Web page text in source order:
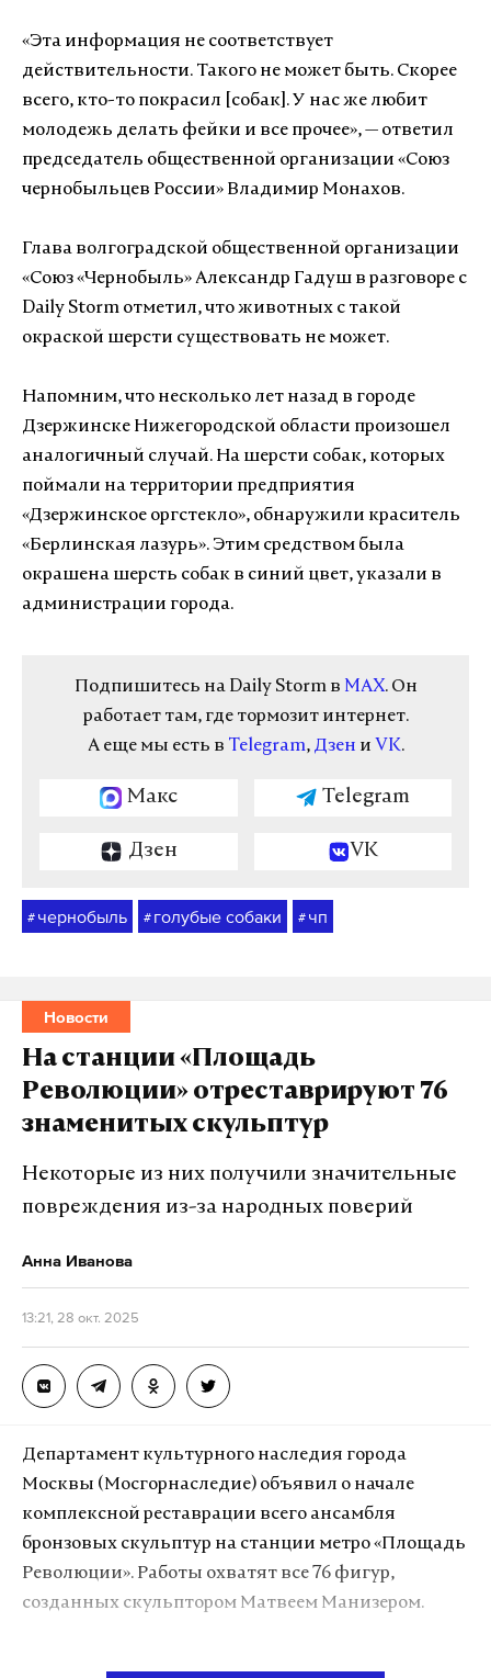
«Эта информация не соответствует
действительности. Такого не может быть. Скорее
всего, кто-то покрасил [собак]. У нас же любит
молодежь делать фейки и все прочее», — ответил
председатель общественной организации «Союз
чернобыльцев России» Владимир Монахов.
Глава волгоградской общественной организации
«Союз «Чернобыль» Александр Гадуш в разговоре с
Daily Storm отметил, что животных с такой
окраской шерсти существовать не может.
Напомним, что несколько лет назад в городе
Дзержинске Нижегородской области произошел
аналогичный случай. На шерсти собак, которых
поймали на территории предприятия
«Дзержинское оргстекло», обнаружили краситель
«Берлинская лазурь». Этим средством была
окрашена шерсть собак в синий цвет, указали в
администрации города.
Подпишитесь на Daily Storm в MAX. Он
работает там, где тормозит интернет.
А еще мы есть в Telegram, Дзен и VK.
Макс Telegram
Дзен VK
# чернобыль # голубые собаки # чп
Новости
На станции «Площадь
Революции» отреставрируют 76
знаменитых скульптур
Некоторые из них получили значительные
повреждения из-за народных поверий
Анна Иванова
13:21, 28 окт. 2025
Департамент культурного наследия города
Москвы (Мосгорнаследие) объявил о начале
комплексной реставрации всего ансамбля
бронзовых скульптур на станции метро «Площадь
Революции». Работы охватят все 76 фигур,
созданных скульптором Матвеем Манизером.